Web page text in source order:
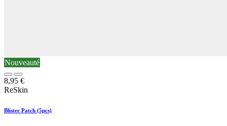
Nouveauté
8,95 €
ReSkin
Blister Patch (5pcs)